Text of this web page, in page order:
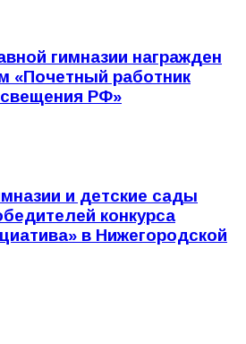
гимназии награжден
«Почетный работник
РФ»
и детские сады
конкурса
в Нижегородской